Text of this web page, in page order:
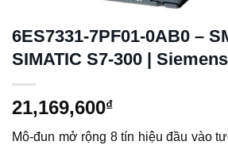
6ES7331-7PF01-0AB0 –
SIMATIC S7-300 | Siemens
21,169,600₫
Mô-đun mở rộng 8 tín hiệu đầu vào